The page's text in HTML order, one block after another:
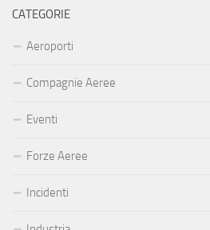
CATEGORIE
Aeroporti
Compagnie Aeree
Eventi
Forze Aeree
Incidenti